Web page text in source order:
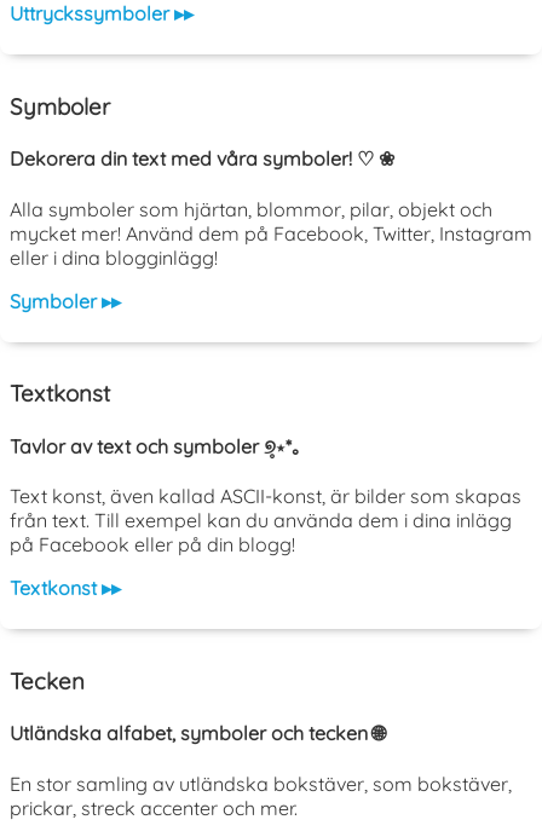
Uttryckssymboler ▸▸
Symboler
Dekorera din text med våra symboler! ♡ ❀
Alla symboler som hjärtan, blommor, pilar, objekt och
mycket mer! Använd dem på Facebook, Twitter, Instagram
eller i dina blogginlägg!
Symboler ▸▸
Textkonst
Tavlor av text och symboler ୭̥⋆*｡
Text konst, även kallad ASCII-konst, är bilder som skapas
från text. Till exempel kan du använda dem i dina inlägg
på Facebook eller på din blogg!
Textkonst ▸▸
Tecken
Utländska alfabet, symboler och tecken 🌐
En stor samling av utländska bokstäver, som bokstäver,
prickar, streck accenter och mer.